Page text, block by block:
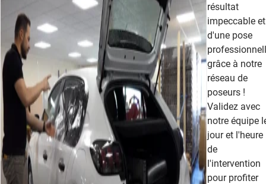
résultat
impeccable et
d'une pose
grâce à notre
réseau de
poseurs !
Validez avec
notre équipe
jour et l'heure
de
l'intervention
pour profiter